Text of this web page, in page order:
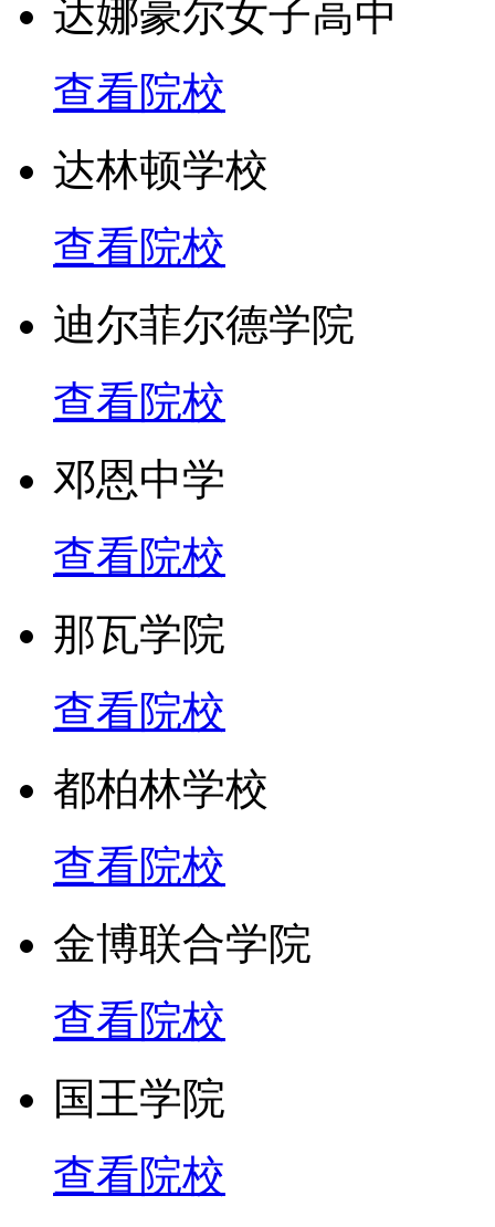
达娜豪尔女子高中
查看院校
达林顿学校
查看院校
迪尔菲尔德学院
查看院校
邓恩中学
查看院校
那瓦学院
查看院校
都柏林学校
查看院校
金博联合学院
查看院校
国王学院
查看院校